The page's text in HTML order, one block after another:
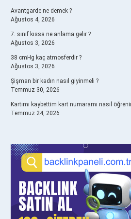
Avantgarde ne demek ?
Ağustos 4, 2026
7. sınıf kıssa ne anlama gelir ?
Ağustos 3, 2026
38 cmHg kaç atmosferdir ?
Ağustos 3, 2026
Şişman bir kadın nasıl giyinmeli ?
Temmuz 30, 2026
Kartımı kaybettim kart numaramı nasıl
Temmuz 24, 2026